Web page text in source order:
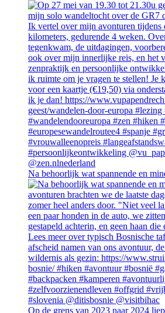
Na behoorlijk wat spannende en
Op de grens van 2023 naar 2024